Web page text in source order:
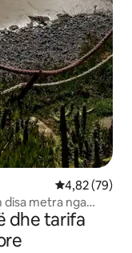
Vlerësimi
4,82 (79)
disa metra nga
dhe tarifa